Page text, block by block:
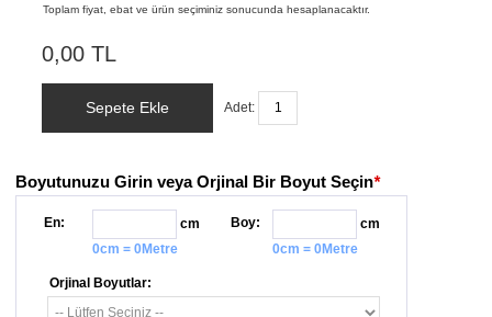
Toplam fiyat, ebat ve ürün seçiminiz sonucunda hesaplanacaktır.
0,00 TL
Sepete Ekle Adet:
Boyutunuzu Girin veya Orjinal Bir Boyut Seçin*
En:
cm
0cm = 0Metre
Boy:
cm
0cm = 0Metre
Orjinal Boyutlar: